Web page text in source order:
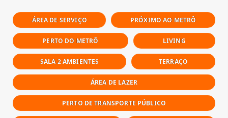
ÁREA DE SERVIÇO PRÓXIMO AO METRÔ
PERTO DO METRÔ LIVING
SALA 2 AMBIENTES TERRAÇO
ÁREA DE LAZER
PERTO DE TRANSPORTE PÚBLICO